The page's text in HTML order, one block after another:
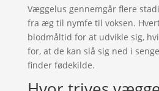
Væggelus gennemgår flere
fra æg til nymfe til voksen.
blodmåltid for at udvikle sig,
for, at de kan slå sig ned i
finder fødekilde.